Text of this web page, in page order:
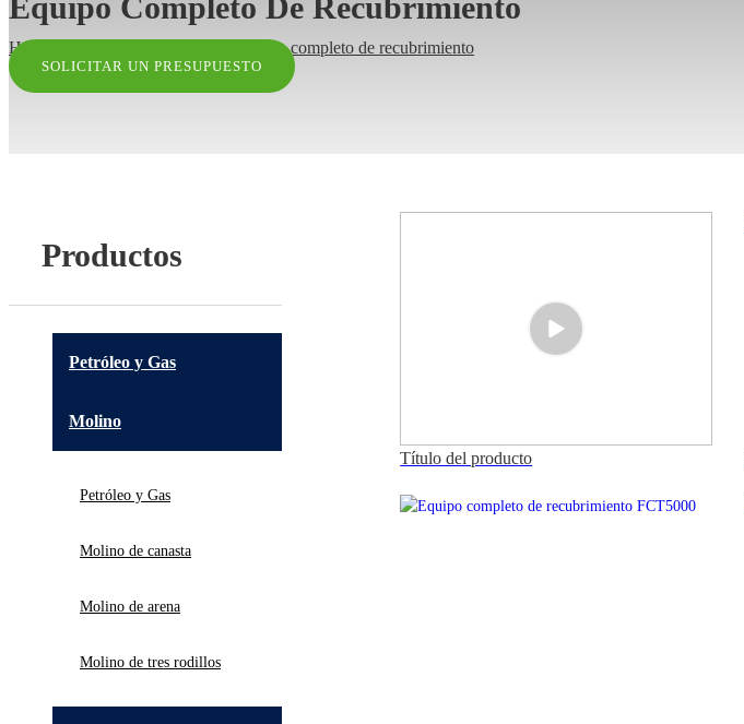
SOLICITAR UN PRESUPUESTO
Equipo Completo De Recubrimiento
Hogar Equipo completo de recubrimiento
Productos
Petróleo y Gas
Molino
Petróleo y Gas
Molino de canasta
Molino de arena
Molino de tres rodillos
Título del producto